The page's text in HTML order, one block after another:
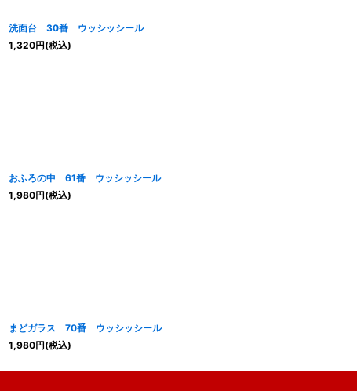
洗面台 30番 ウッシッシール
1,320円(税込)
おふろの中 61番 ウッシッシール
1,980円(税込)
まどガラス 70番 ウッシッシール
1,980円(税込)